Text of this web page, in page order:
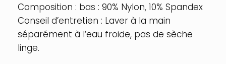
Composition : bas : 90% Nylon, 10% Spandex
Conseil d’entretien : Laver à la main
séparément à l’eau froide, pas de sèche
linge.